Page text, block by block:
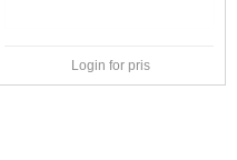
Login for pris